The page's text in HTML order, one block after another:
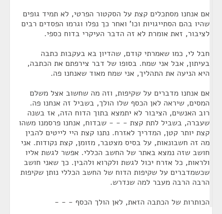
אם אנחנו מסתכלים קצת על הסקטור הפרטי, לא תמיד גופים
שהיו בהם הסתייגויות וכו' ואחר כך נפלו וגרמו הפסדים רבים
לציבור, זאת אומרת לא זה הדבר העיקרי בדוח כספי.
חבל לי, כמו שאמרתי קודם, שהדיון בא בעקבות כתבה
בעיתון, אבל אני שמח. בסופו של דבר צירפתם את הכתבה,
היא הניעה את התהליך, אני שמח מאוד שאנחנו פה.
אם אנחנו מדברים על שקיפות, וזה מה שחשוב אצל משלם
המסים, שיראה לאן הכסף שלו הולך, בשביל זה אנחנו פה.
רוב האנשים, הציבור לא יתמצא בתוך הדוח הזה, אז בשנה
שעברה, בשביל לתת קצת - - - שבדוח, אנחנו פרסמנו משהו
קצת יותר קטן, המדריך לאזרח. נתנו קצת היי לייטים להבין
מה זה חשבונאות, על בסיס מצטבר, מזומן, קצת נקודות. אני
חושב שזה נמצא באתר של החשב הכללי. אפשר לגשת אליו
ולראות, כל אזרח יכול לגשת ולקרוא ולהבין. כך שאני חושב
שכשמדברים על שקיפות הדוח של החשב הכללי נותן שקיפות
הרבה הרבה מעבר למה שנדרש.
הכותרות של הכתבה הזאת, לאן הולך הכסף - - -